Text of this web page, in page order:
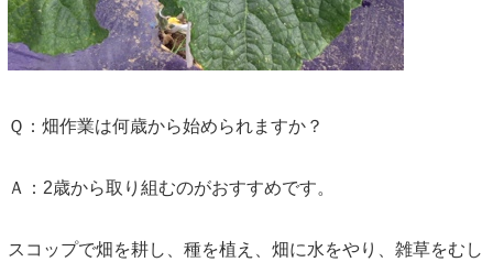
Ｑ：畑作業は何歳から始められますか？
Ａ：2歳から取り組むのがおすすめです。
スコップで畑を耕し、種を植え、畑に水をやり、雑草をむし